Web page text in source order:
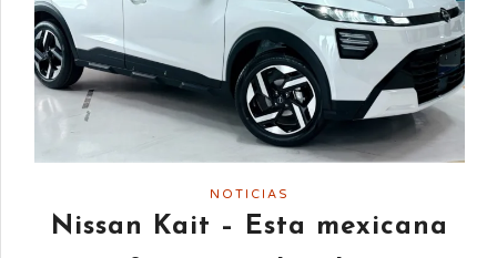
NOTICIAS
Nissan Kait – Esta mexicana